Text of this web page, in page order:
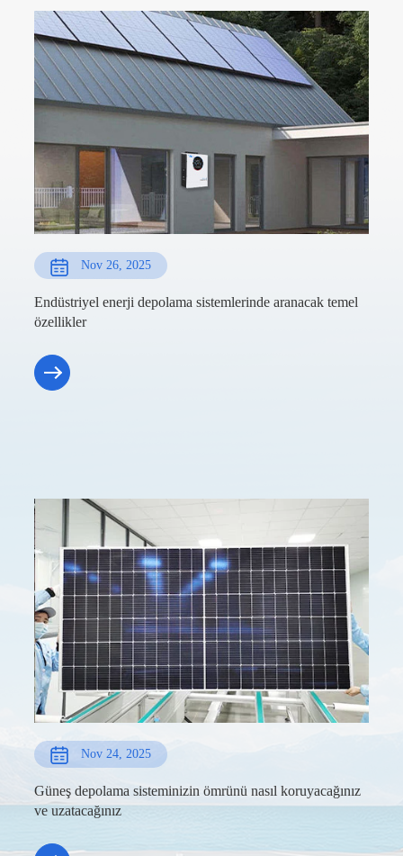
Nov 26, 2025
Endüstriyel enerji depolama sistemlerinde aranacak temel
özellikler
Nov 24, 2025
Güneş depolama sisteminizin ömrünü nasıl koruyacağınız
ve uzatacağınız